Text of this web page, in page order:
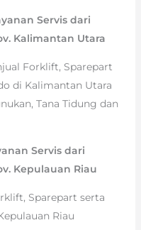
Servis dari
Kalimantan Utara
Forklift, Sparepart
di Kalimantan Utara
Tana Tidung dan
Servis dari
Kepulauan Riau
Sparepart serta
Riau